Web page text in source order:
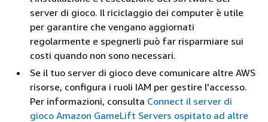
server di gioco. Il riciclaggio dei computer è utile
per garantire che vengano aggiornati
regolarmente e spegnerli può far risparmiare sui
costi quando non sono necessari.
Se il tuo server di gioco deve comunicare altre AWS
risorse, configura i ruoli IAM per gestire l'accesso.
Per informazioni, consulta Connect il server di
gioco Amazon GameLift Servers ospitato ad altre